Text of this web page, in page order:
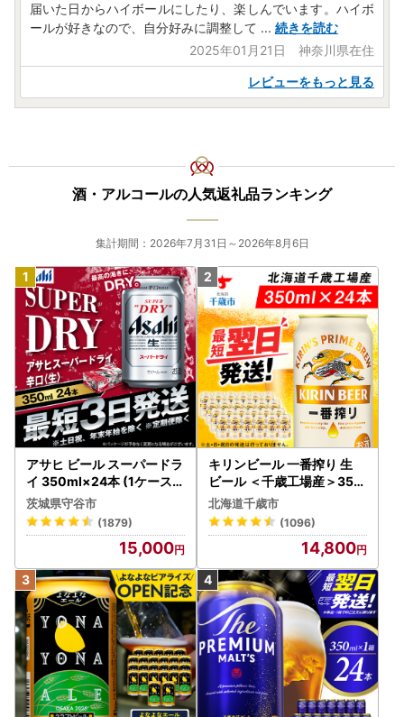
届いた日からハイボールにしたり、楽しんでいます。ハイボ
ールが好きなので、自分好みに調整して ... 続きを読む
2025年01月21日 神奈川県在住
レビューをもっと見る
酒・アルコールの人気返礼品ランキング
集計期間：2026年7月31日～2026年8月6日
アサヒ ビール スーパードラ
イ 350ml×24本 (1ケース)
究極の辛口 ＜茨城工場＞ 缶
ビール Asahi superDRY お
酒
茨城県守谷市
(1879)
15,000
キリンビール 一番搾り 生
ビール ＜千歳工場産＞350
ml（24本）
北海道千歳市
(1096)
14,800